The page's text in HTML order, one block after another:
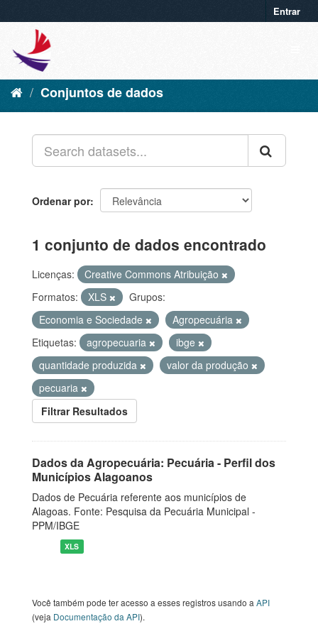
Entrar
Conjuntos de dados
Ordenar por
1 conjunto de dados encontrado
Licenças:
Creative Commons Atribuição
Formatos:
XLS
Grupos:
Economia e Sociedade
Agropecuária
Etiquetas:
agropecuaria
ibge
quantidade produzida
valor da produção
pecuaria
Filtrar Resultados
Dados da Agropecuária: Pecuária - Perfil dos
Municípios Alagoanos
Dados de Pecuária referente aos municípios de
Alagoas. Fonte: Pesquisa da Pecuária Municipal -
PPM/IBGE
XLS
Você também pode ter acesso a esses registros usando a API
(veja Documentação da API).